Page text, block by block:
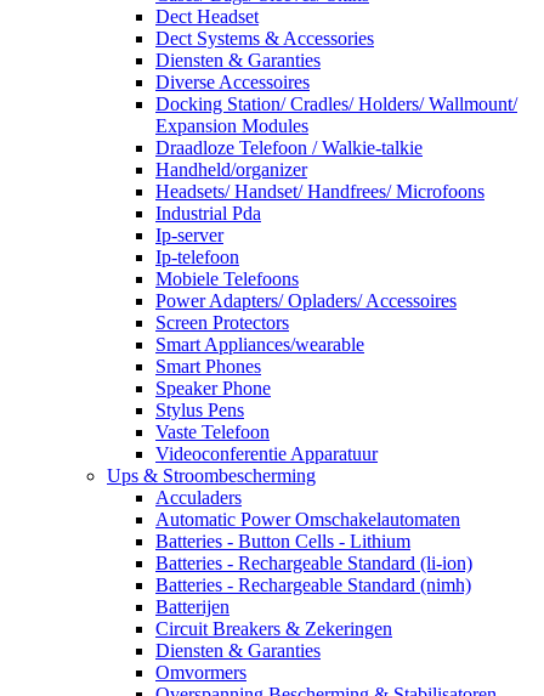
Dect Headset
Dect Systems & Accessories
Diensten & Garanties
Diverse Accessoires
Docking Station/ Cradles/ Holders/ Wallmount/
Expansion Modules
Draadloze Telefoon / Walkie-talkie
Handheld/organizer
Headsets/ Handset/ Handfrees/ Microfoons
Industrial Pda
Ip-server
Ip-telefoon
Mobiele Telefoons
Power Adapters/ Opladers/ Accessoires
Screen Protectors
Smart Appliances/wearable
Smart Phones
Speaker Phone
Stylus Pens
Vaste Telefoon
Videoconferentie Apparatuur
Ups & Stroombescherming
Acculaders
Automatic Power Omschakelautomaten
Batteries - Button Cells - Lithium
Batteries - Rechargeable Standard (li-ion)
Batteries - Rechargeable Standard (nimh)
Batterijen
Circuit Breakers & Zekeringen
Diensten & Garanties
Omvormers